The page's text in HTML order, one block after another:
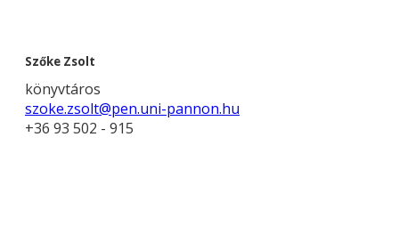
Szőke Zsolt
könyvtáros
szoke.zsolt@pen.uni-pannon.hu
+36 93 502 - 915